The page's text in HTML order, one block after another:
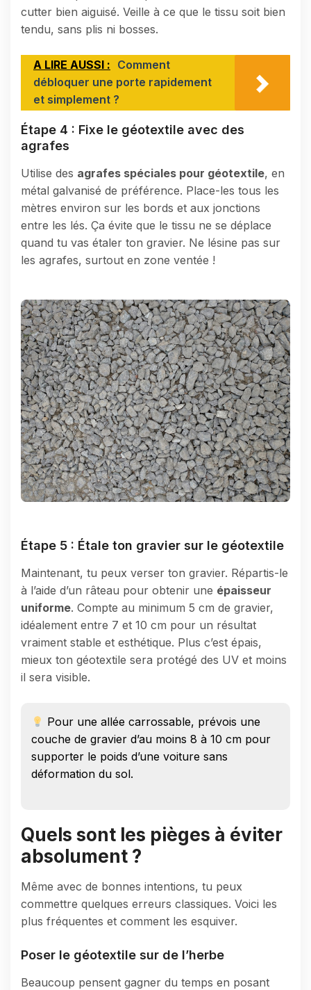
cutter bien aiguisé. Veille à ce que le tissu soit bien
tendu, sans plis ni bosses.
A LIRE AUSSI : Comment
débloquer une porte rapidement
et simplement ?
Étape 4 : Fixe le géotextile avec des
agrafes
Utilise des agrafes spéciales pour géotextile, en
métal galvanisé de préférence. Place-les tous les
mètres environ sur les bords et aux jonctions
entre les lés. Ça évite que le tissu ne se déplace
quand tu vas étaler ton gravier. Ne lésine pas sur
les agrafes, surtout en zone ventée !
Étape 5 : Étale ton gravier sur le géotextile
Maintenant, tu peux verser ton gravier. Répartis-le
à l’aide d’un râteau pour obtenir une épaisseur
uniforme. Compte au minimum 5 cm de gravier,
idéalement entre 7 et 10 cm pour un résultat
vraiment stable et esthétique. Plus c’est épais,
mieux ton géotextile sera protégé des UV et moins
il sera visible.
Pour une allée carrossable, prévois une
couche de gravier d’au moins 8 à 10 cm pour
supporter le poids d’une voiture sans
déformation du sol.
Quels sont les pièges à éviter
absolument ?
Même avec de bonnes intentions, tu peux
commettre quelques erreurs classiques. Voici les
plus fréquentes et comment les esquiver.
Poser le géotextile sur de l’herbe
Beaucoup pensent gagner du temps en posant